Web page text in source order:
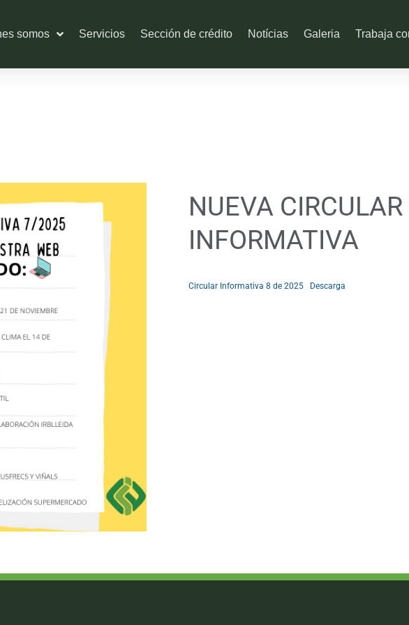
somos Servicios Sección de crédito Notícias Galeria Trabaja
NUEVA CIRCULAR
INFORMATIVA
Circular Informativa 8 de 2025 Descarga